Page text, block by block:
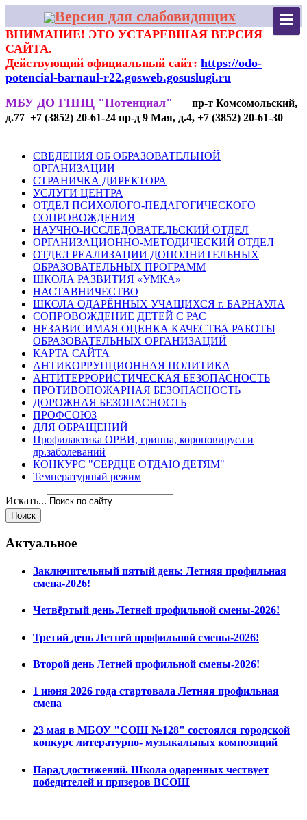
Версия для слабовидящих
ВНИМАНИЕ! ЭТО УСТАРЕВШАЯ ВЕРСИЯ
САЙТА.
Действующий официальный сайт: https://odo-
potencial-barnaul-r22.gosweb.gosuslugi.ru
МБУ ДО ГППЦ "Потенциал"
пр-т Комсомольский,
д.77 +7 (3852) 20-61-24 пр-д 9 Мая, д.4, +7 (3852) 20-61-30
СВЕДЕНИЯ ОБ ОБРАЗОВАТЕЛЬНОЙ
ОРГАНИЗАЦИИ
СТРАНИЧКА ДИРЕКТОРА
УСЛУГИ ЦЕНТРА
ОТДЕЛ ПСИХОЛОГО-ПЕДАГОГИЧЕСКОГО
СОПРОВОЖДЕНИЯ
НАУЧНО-ИССЛЕДОВАТЕЛЬСКИЙ ОТДЕЛ
ОРГАНИЗАЦИОННО-МЕТОДИЧЕСКИЙ ОТДЕЛ
ОТДЕЛ РЕАЛИЗАЦИИ ДОПОЛНИТЕЛЬНЫХ
ОБРАЗОВАТЕЛЬНЫХ ПРОГРАММ
ШКОЛА РАЗВИТИЯ «УМКА»
НАСТАВНИЧЕСТВО
ШКОЛА ОДАРЁННЫХ УЧАЩИХСЯ г. БАРНАУЛА
СОПРОВОЖДЕНИЕ ДЕТЕЙ С РАС
НЕЗАВИСИМАЯ ОЦЕНКА КАЧЕСТВА РАБОТЫ
ОБРАЗОВАТЕЛЬНЫХ ОРГАНИЗАЦИЙ
КАРТА САЙТА
АНТИКОРРУПЦИОННАЯ ПОЛИТИКА
АНТИТЕРРОРИСТИЧЕСКАЯ БЕЗОПАСНОСТЬ
ПРОТИВОПОЖАРНАЯ БЕЗОПАСНОСТЬ
ДОРОЖНАЯ БЕЗОПАСНОСТЬ
ПРОФСОЮЗ
ДЛЯ ОБРАЩЕНИЙ
Профилактика ОРВИ, гриппа, короновируса и
др.заболеваний
КОНКУРС "СЕРДЦЕ ОТДАЮ ДЕТЯМ"
Температурный режим
Искать...
Актуальное
Заключительный пятый день: Летняя профильная
смена-2026!
Четвёртый день Летней профильной смены-2026!
Третий день Летней профильной смены-2026!
Второй день Летней профильной смены-2026!
1 июня 2026 года стартовала Летняя профильная
смена
23 мая в МБОУ "СОШ №128" состоялся городской
конкурс литературно- музыкальных композиций
Парад достижений. Школа одаренных чествует
победителей и призеров ВСОШ